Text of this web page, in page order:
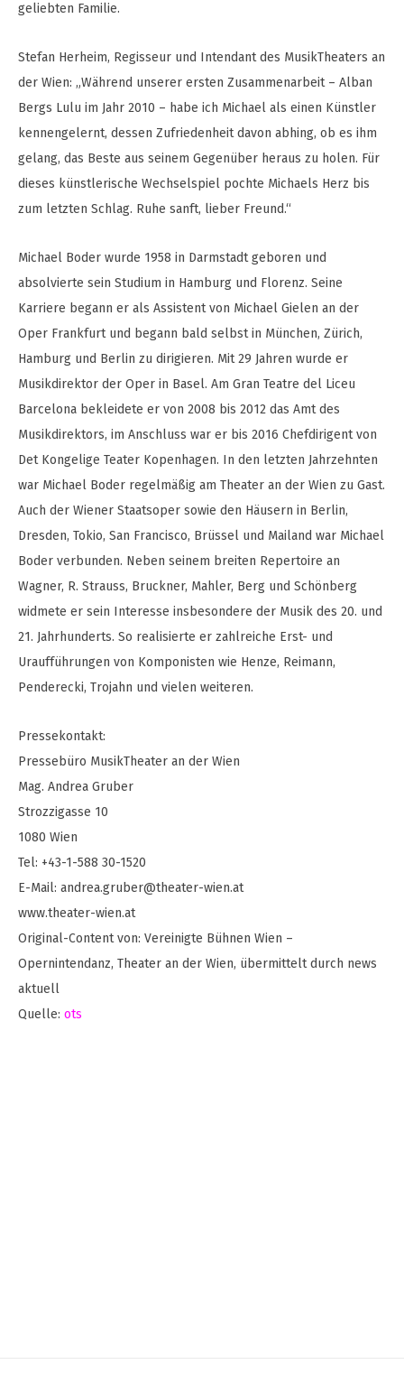
geliebten Familie.
Stefan Herheim, Regisseur und Intendant des MusikTheaters an
der Wien: „Während unserer ersten Zusammenarbeit – Alban
Bergs Lulu im Jahr 2010 – habe ich Michael als einen Künstler
kennengelernt, dessen Zufriedenheit davon abhing, ob es ihm
gelang, das Beste aus seinem Gegenüber heraus zu holen. Für
dieses künstlerische Wechselspiel pochte Michaels Herz bis
zum letzten Schlag. Ruhe sanft, lieber Freund.“
Michael Boder wurde 1958 in Darmstadt geboren und
absolvierte sein Studium in Hamburg und Florenz. Seine
Karriere begann er als Assistent von Michael Gielen an der
Oper Frankfurt und begann bald selbst in München, Zürich,
Hamburg und Berlin zu dirigieren. Mit 29 Jahren wurde er
Musikdirektor der Oper in Basel. Am Gran Teatre del Liceu
Barcelona bekleidete er von 2008 bis 2012 das Amt des
Musikdirektors, im Anschluss war er bis 2016 Chefdirigent von
Det Kongelige Teater Kopenhagen. In den letzten Jahrzehnten
war Michael Boder regelmäßig am Theater an der Wien zu Gast.
Auch der Wiener Staatsoper sowie den Häusern in Berlin,
Dresden, Tokio, San Francisco, Brüssel und Mailand war Michael
Boder verbunden. Neben seinem breiten Repertoire an
Wagner, R. Strauss, Bruckner, Mahler, Berg und Schönberg
widmete er sein Interesse insbesondere der Musik des 20. und
21. Jahrhunderts. So realisierte er zahlreiche Erst- und
Uraufführungen von Komponisten wie Henze, Reimann,
Penderecki, Trojahn und vielen weiteren.
Pressekontakt:
Pressebüro MusikTheater an der Wien
Mag. Andrea Gruber
Strozzigasse 10
1080 Wien
Tel: +43-1-588 30-1520
E-Mail: andrea.gruber@theater-wien.at
www.theater-wien.at
Original-Content von: Vereinigte Bühnen Wien –
Opernintendanz, Theater an der Wien, übermittelt durch news
aktuell
Quelle: ots